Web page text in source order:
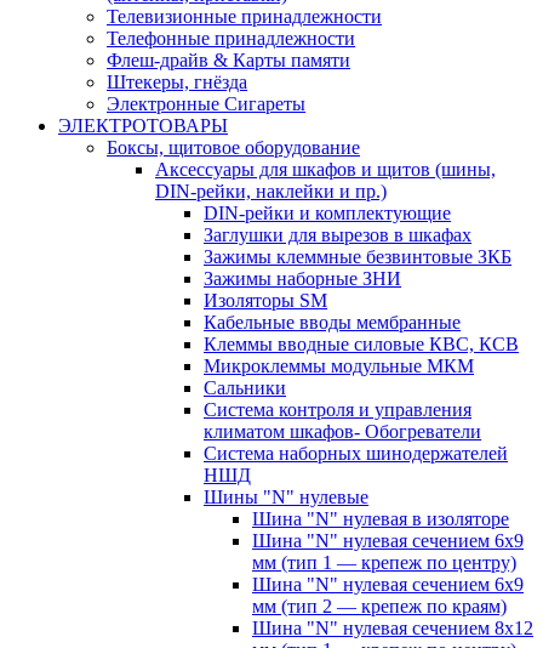
Телевизионные принадлежности
Телефонные принадлежности
Флеш-драйв & Карты памяти
Штекеры, гнёзда
Электронные Сигареты
ЭЛЕКТРОТОВАРЫ
Боксы, щитовое оборудование
Аксессуары для шкафов и щитов (шины,
DIN-рейки, наклейки и пр.)
DIN-рейки и комплектующие
Заглушки для вырезов в шкафах
Зажимы клеммные безвинтовые ЗКБ
Зажимы наборные ЗНИ
Изоляторы SM
Кабельные вводы мембранные
Клеммы вводные силовые КВС, КСВ
Микроклеммы модульные МКМ
Сальники
Система контроля и управления
климатом шкафов- Обогреватели
Система наборных шинодержателей
НШД
Шины "N" нулевые
Шина "N" нулевая в изоляторе
Шина "N" нулевая сечением 6х9
мм (тип 1 — крепеж по центру)
Шина "N" нулевая сечением 6х9
мм (тип 2 — крепеж по краям)
Шина "N" нулевая сечением 8х12